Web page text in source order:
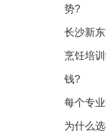
势?
长沙新
烹饪培
钱?
每个专
为什么